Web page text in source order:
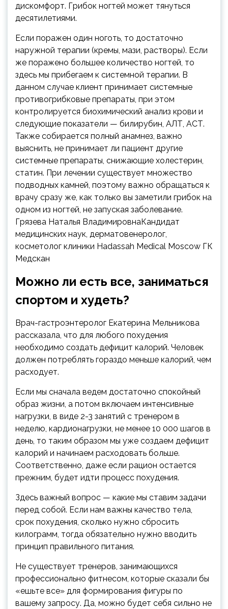
дискомфорт. Грибок ногтей может тянуться
десятилетиями.
Если поражен один ноготь, то достаточно
наружной терапии (кремы, мази, растворы). Если
же поражено большее количество ногтей, то
здесь мы прибегаем к системной терапии. В
данном случае клиент принимает системные
противогрибковые препараты, при этом
контролируется биохимический анализ крови и
следующие показатели — билирубин, АЛТ, АСТ.
Также собирается полный анамнез, важно
выяснить, не принимает ли пациент другие
системные препараты, снижающие холестерин,
статин. При лечении существует множество
подводных камней, поэтому важно обращаться к
врачу сразу же, как только вы заметили грибок на
одном из ногтей, не запуская заболевание.
Грязева Наталья ВладимировнаКандидат
медицинских наук, дерматовенеролог,
косметолог клиники Hadassah Medical Moscow ГК
Медскан
Можно ли есть все, заниматься
спортом и худеть?
Врач-гастроэнтеролог Екатерина Мельникова
рассказала, что для любого похудения
необходимо создать дефицит калорий. Человек
должен потреблять гораздо меньше калорий, чем
расходует.
Если мы сначала ведем достаточно спокойный
образ жизни, а потом включаем интенсивные
нагрузки, в виде 2-3 занятий с тренером в
неделю, кардионагрузки, не менее 10 000 шагов в
день, то таким образом мы уже создаем дефицит
калорий и начинаем расходовать больше.
Соответственно, даже если рацион остается
прежним, будет идти процесс похудения.
Здесь важный вопрос — какие мы ставим задачи
перед собой. Если нам важны качество тела,
срок похудения, сколько нужно сбросить
килограмм, тогда обязательно нужно вводить
принцип правильного питания.
Не существует тренеров, занимающихся
профессионально фитнесом, которые сказали бы
«ешьте все» для формирования фигуры по
вашему запросу. Да, можно будет себя сильно не